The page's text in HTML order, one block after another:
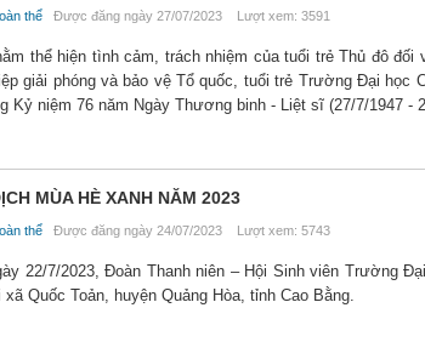
thể Được đăng ngày 27/07/2023 Lượt xem: 3591
thể hiện tình cảm, trách nhiệm của tuổi trẻ Thủ đô
giải phóng và bảo vệ Tổ quốc, tuổi trẻ Trường Đại học
Kỷ niệm 76 năm Ngày Thương binh - Liệt sĩ (27/7/1947 -
MÙA HÈ XANH NĂM 2023
thể Được đăng ngày 24/07/2023 Lượt xem: 5743
22/7/2023, Đoàn Thanh niên – Hội Sinh viên Trường
xã Quốc Toản, huyện Quảng Hòa, tỉnh Cao Bằng.